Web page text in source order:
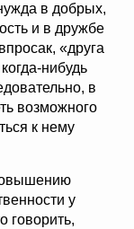
в добрых,
и в дружбе
«друга
нибудь
в
возможного
к нему
у
говорить,